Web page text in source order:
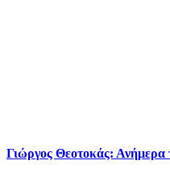
Γιώργος Θεοτοκάς: Ανήμερα